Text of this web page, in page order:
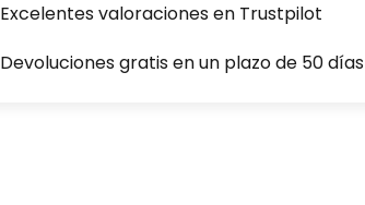
Excelentes valoraciones en Trustpilot
Devoluciones gratis en un plazo de 50 días